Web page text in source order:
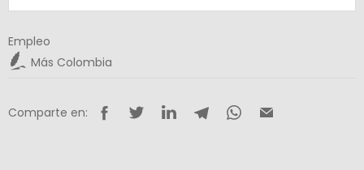
Empleo
Más Colombia
Comparte en: